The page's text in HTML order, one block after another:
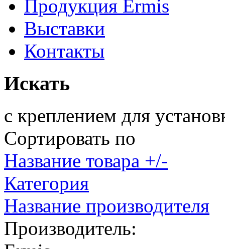
Продукция Ermis
Выставки
Контакты
Искать
с креплением для
Сортировать по
Название товара +/-
Категория
Название производителя
Производитель: